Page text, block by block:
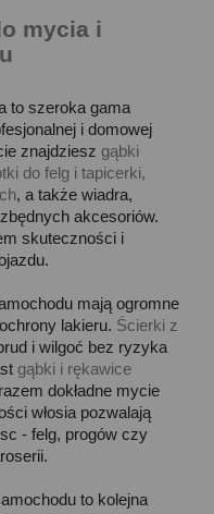
mycia i
to szeroka gama
i domowej
znajdzieszgąbki
do felg i tapicerki,
, a także wiadra,
akcesoriów.
skuteczności i
mają ogromne
lakieru. Ścierki z
i wilgoć bez ryzyka
gąbki i rękawice
dokładne mycie
włosia pozwalają
- felg, progów czy
to kolejna